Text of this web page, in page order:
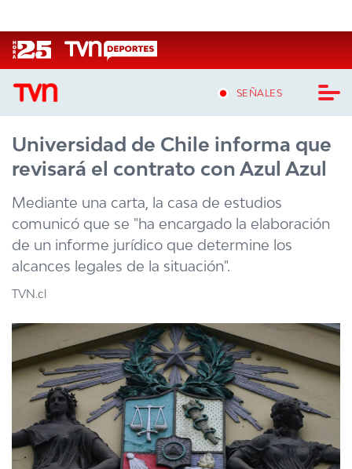
SEÑALES
CASTING MASTERCHEF CHILE
CASTING TVN VERTICAL
TVN VERTICAL
PROGRAMAS
TELESERIES
NTV
ACTUALIDAD Y TENDENCIAS
CORPORATIVO Y TRANSPARENCIA
Universidad de Chile informa que
revisará el contrato con Azul Azul
Mediante una carta, la casa de estudios
comunicó que se "ha encargado la elaboración
de un informe jurídico que determine los
alcances legales de la situación".
TVN.cl